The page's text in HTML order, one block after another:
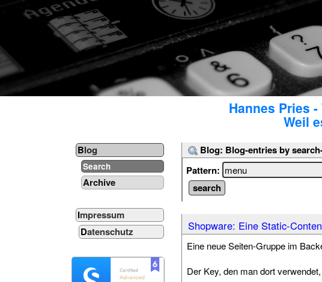
Hannes Pries
Weil
Blog
Search
Archive
Impressum
Datenschutz
Blog: Blog-entries by
Pattern:
Shopware: Eine Static-
Eine neue Seiten-Gruppe im
Der Key, den man dort